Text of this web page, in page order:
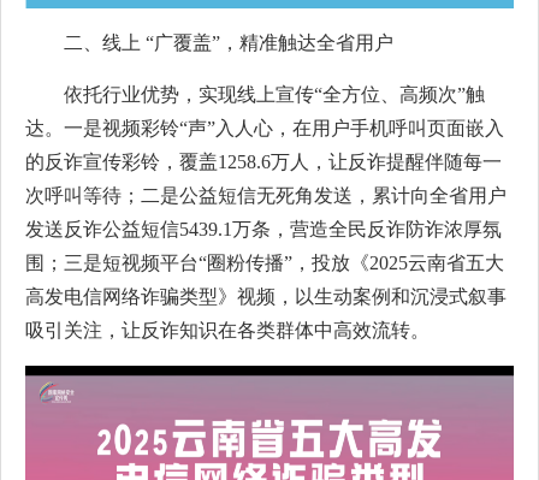
二、线上 “广覆盖”，精准触达全省用户
依托行业优势，实现线上宣传“全方位、高频次”触
达。一是视频彩铃“声”入人心，在用户手机呼叫页面嵌入
的反诈宣传彩铃，覆盖1258.6万人，让反诈提醒伴随每一
次呼叫等待；二是公益短信无死角发送，累计向全省用户
发送反诈公益短信5439.1万条，营造全民反诈防诈浓厚氛
围；三是短视频平台“圈粉传播”，投放《2025云南省五大
高发电信网络诈骗类型》视频，以生动案例和沉浸式叙事
吸引关注，让反诈知识在各类群体中高效流转。